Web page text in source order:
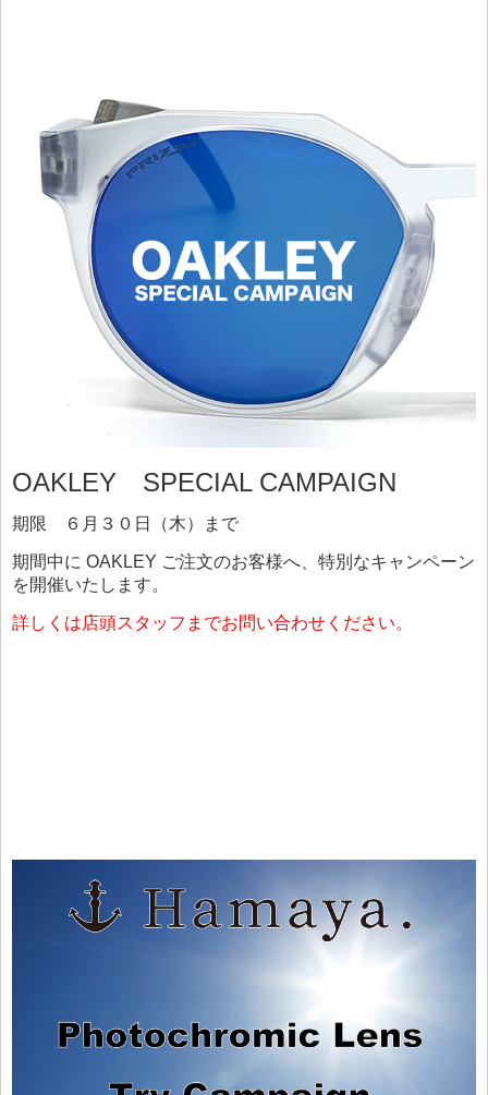
OAKLEY SPECIAL CAMPAIGN
期限 ６月３０日（木）まで
期間中に OAKLEY ご注文のお客様へ、特別なキャンペーン
を開催いたします。
詳しくは店頭スタッフまでお問い合わせください。